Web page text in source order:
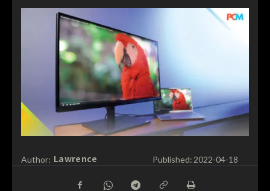
Author: Lawrence Published: 2022-04-18